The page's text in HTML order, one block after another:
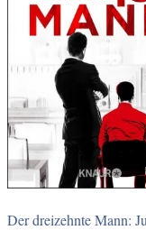
Der dreizehnte Mann: